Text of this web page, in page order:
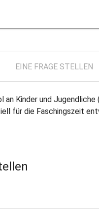
EINE FRAGE STELLEN
an Kinder und Jugendliche
für die Faschingszeit